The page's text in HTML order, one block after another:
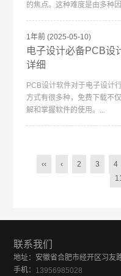
的焦点。这种难度是由多种
1年前(2025-05-10)
电子设计必备PCB设
详细
PCB设计软件对于电子设计
方式有很多种，免费下载不
解和掌握软件的使用。...
‹‹ ‹ 2 3 4
11
联系我们
地址：安徽省合肥市经开区习友
手机： 13956985028